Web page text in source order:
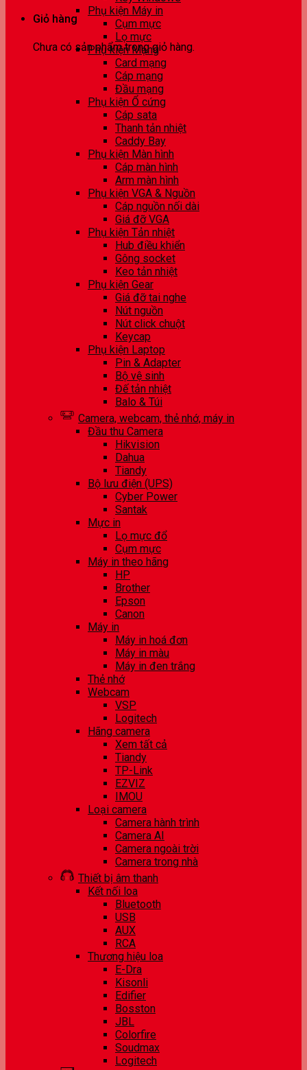
Giỏ hàng
Chưa có sản phẩm trong giỏ hàng.
Phụ kiện Máy in
Cụm mực
Lọ mực
Phụ kiện Mạng
Card mạng
Cáp mạng
Đầu mạng
Phụ kiện Ổ cứng
Cáp sata
Thanh tản nhiệt
Caddy Bay
Phụ kiện Màn hình
Cáp màn hình
Arm màn hình
Phụ kiện VGA & Nguồn
Cáp nguồn nối dài
Giá đỡ VGA
Phụ kiện Tản nhiệt
Hub điều khiển
Gông socket
Keo tản nhiệt
Phụ kiện Gear
Giá đỡ tai nghe
Nút nguồn
Nút click chuột
Keycap
Phụ kiện Laptop
Pin & Adapter
Bộ vệ sinh
Đế tản nhiệt
Balo & Túi
Camera, webcam, thẻ nhớ, máy in
Đầu thu Camera
Hikvision
Dahua
Tiandy
Bộ lưu điện (UPS)
Cyber Power
Santak
Mực in
Lọ mực đổ
Cụm mực
Máy in theo hãng
HP
Brother
Epson
Canon
Máy in
Máy in hoá đơn
Máy in màu
Máy in đen trắng
Thẻ nhớ
Webcam
VSP
Logitech
Hãng camera
Xem tất cả
Tiandy
TP-Link
EZVIZ
IMOU
Loại camera
Camera hành trình
Camera AI
Camera ngoài trời
Camera trong nhà
Thiết bị âm thanh
Kết nối loa
Bluetooth
USB
AUX
RCA
Thương hiệu loa
E-Dra
Kisonli
Edifier
Bosston
JBL
Colorfire
Soudmax
Logitech